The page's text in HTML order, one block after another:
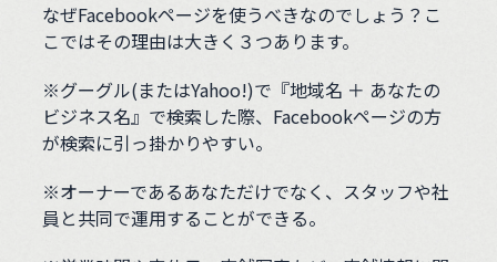
なぜFacebookページを使うべきなのでしょう？こ
こではその理由は大きく３つあります。
※グーグル(またはYahoo!)で『地域名 ＋ あなたの
ビジネス名』で検索した際、Facebookページの方
が検索に引っ掛かりやすい。
※オーナーであるあなただけでなく、スタッフや社
員と共同で運用することができる。